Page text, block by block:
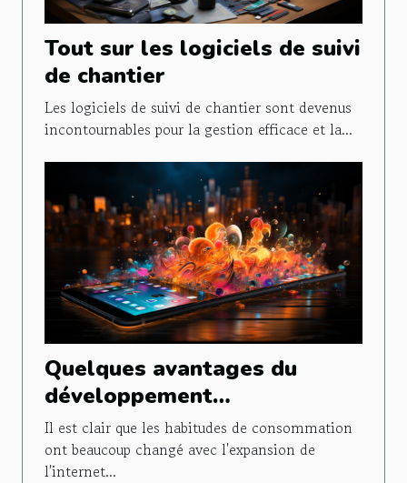
Tout sur les logiciels de suivi
de chantier
Les logiciels de suivi de chantier sont devenus
incontournables pour la gestion efficace et la...
Quelques avantages du
développement
d'applications pour les
entreprises
Il est clair que les habitudes de consommation
ont beaucoup changé avec l'expansion de
l'internet...